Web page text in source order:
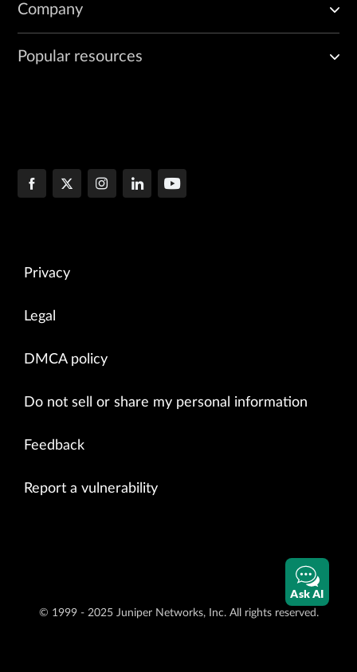
Company
Popular resources
Privacy
Legal
DMCA policy
Do not sell or share my personal information
Feedback
Report a vulnerability
© 1999 - 2025 Juniper Networks, Inc. All rights reserved.
Ask AI